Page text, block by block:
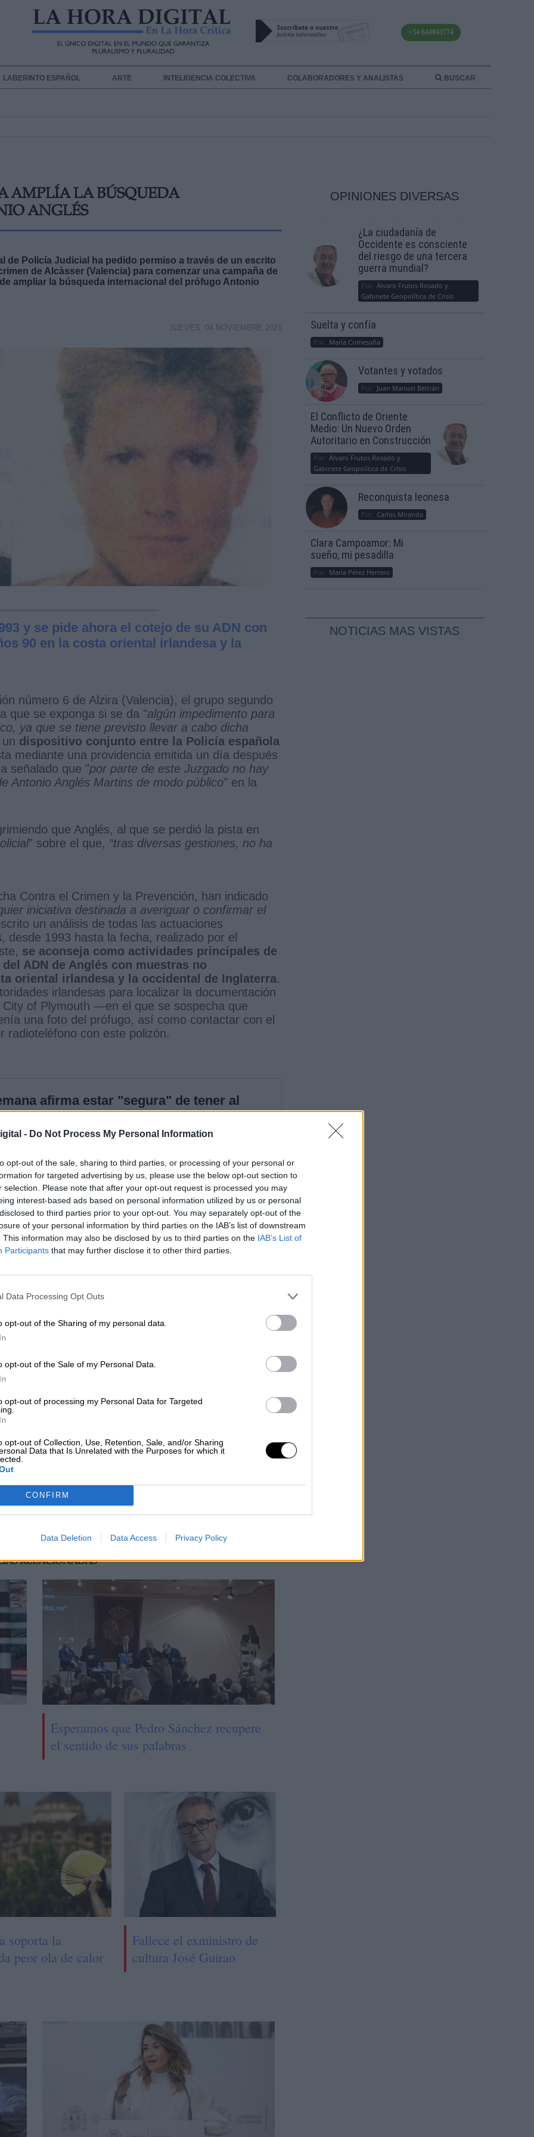
- Do Not Process My Personal Information
opt-out of the sale, sharing to third parties, or processing of your personal or
for targeted advertising by us, please use the below opt-out section to
selection. Please note that after your opt-out request is processed you may
interest-based ads based on personal information utilized by us or personal
to third parties prior to your opt-out. You may separately opt-out of the
of your personal information by third parties on the IAB’s list of downstream
This information may also be disclosed by us to third parties on the IAB’s List of
Participants that may further disclose it to other third parties.
Data Processing Opt Outs
opt-out of the Sharing of my personal data.
opt-out of the Sale of my Personal Data.
opt-out of processing my Personal Data for Targeted
opt-out of Collection, Use, Retention, Sale, and/or Sharing
Data that Is Unrelated with the Purposes for which it
CONFIRM
Data Deletion Data Access Privacy Policy
+34 644043774
LABERINTO ESPAÑOL ARTE INTELIGENCIA COLECTIVA COLABORADORES Y ANALISTAS BUSCAR
AMPLÍA LA BÚSQUEDA
ANGLÉS
de Policía Judicial ha pedido permiso a través de un escrito
de Alcàsser (Valencia) para comenzar una campaña de
ampliar la búsqueda internacional del prófugo Antonio
JUEVES, 04 NOVIEMBRE 2021
y se pide ahora el cotejo de su ADN con
90 en la costa oriental irlandesa y la
número 6 de Alzira (Valencia), el grupo segundo
que se exponga si se da "algún impedimento para
ya que se tiene previsto llevar a cabo dicha
un dispositivo conjunto entre la Policía española
mediante una providencia emitida un día después
señalado que "por parte de este Juzgado no hay
Antonio Anglés Martins de modo público" en la
que Anglés, al que se perdió la pista en
” sobre el que, “tras diversas gestiones, no ha
Contra el Crimen y la Prevención, han indicado
iniciativa destinada a averiguar o confirmar el
un análisis de todas las actuaciones
desde 1993 hasta la fecha, realizado por el
se aconseja como actividades principales de
ADN de Anglés con muestras no
oriental irlandesa y la occidental de Inglaterra.
irlandesas para localizar la documentación
of Plymouth —en el que se sospecha que
una foto del prófugo, así como contactar con el
radioteléfono con este polizón.
afirma estar "segura" de tener al
'caso Madeleine McCann'
recordados a nivel nacional e internacional ha sido
de noviembre de 1992, cuando se producía el
de Alcàsser (Valencia) de entre 14 y 15 años
en vilo a todo el país, hasta que sus cuerpos
iniciar las investigaciones.
residían, a la discoteca Color de la vecina
de las chicas llegó a su fin el 27 de enero de
semienterrados en un paraje de difícil
de la presa de Tous. Más tarde, las autopsias
torturadas y violadas antes de morir de un
en la cárcel tras ser condenado por la
posteriores, sin éxito, las que seguirán la pista
de seguir vivo.
RELACIONADAS
Esperamos que Pedro Sánchez recupere
el sentido de sus palabras
soporta la
peor ola de calor
Fallece el exministro de
cultura José Guirao
OPINIONES DIVERSAS
¿La ciudadanía de
Occidente es consciente
del riesgo de una tercera
guerra mundial?
Por Álvaro Frutos Rosado y
Gabinete Geopolítica de Crisis
Suelta y confía
Por María Comesaña
Votantes y votados
Por Juan Manuel Beltrán
El Conflicto de Oriente
Medio: Un Nuevo Orden
Autoritario en Construcción
Por Álvaro Frutos Rosado y
Gabinete Geopolítica de Crisis
Reconquista leonesa
Por Carlos Miranda
Clara Campoamor: Mi
sueño, mi pesadilla
Por María Pérez Herrero
NOTICIAS MAS VISTAS